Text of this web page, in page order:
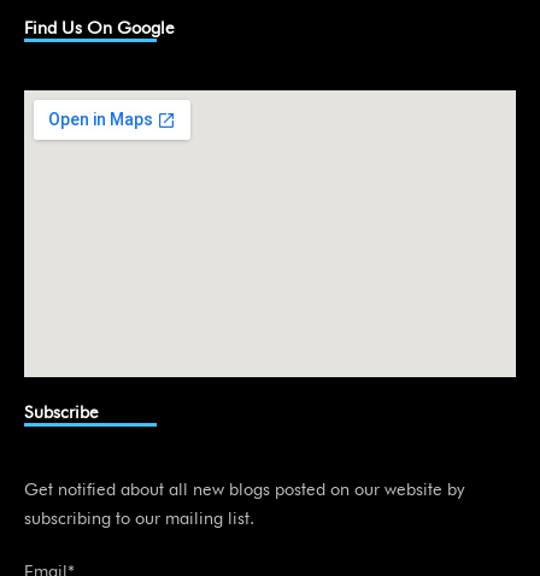
k
e
i
n
Find Us On Google
Subscribe
Get notified about all new blogs posted on our website by
subscribing to our mailing list.
Email*